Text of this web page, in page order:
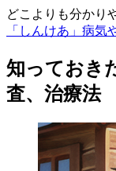
どこよりも分かり
「しんけあ」病気
知っておき
査、治療法